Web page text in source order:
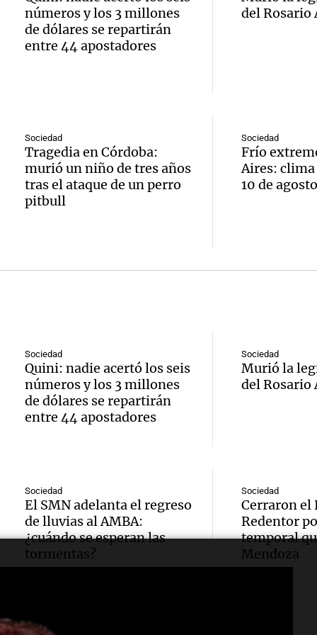
Episodios
Panorama
Episodios
Audio.
Valle
en
con
Panorama
Episodios
Audio.
SUBTE
Panorama
Episodios
Audio.
evalúa
fallo
aparta
rector
Rossi
que
social
Audio.
números y los 3 millones
de dólares se repartirán
entre 44 apostadores
del Rosario
Sociedad
Tragedia en Córdoba:
murió un niño de tres años
tras el ataque de un perro
pitbull
Sociedad
Frío
Aires: clima
10 de agosto
Sociedad
Quini: nadie acertó los seis
números y los 3 millones
de dólares se repartirán
entre 44 apostadores
Sociedad
Murió la
del Rosario
Sociedad
El SMN adelanta el regreso
de lluvias al AMBA:
¿cuándo se esperan las
tormentas?
Sociedad
Cerraron el
Redentor
temporal
Mendoza